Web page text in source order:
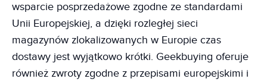
wsparcie posprzedażowe zgodne ze standardami
Unii Europejskiej, a dzięki rozległej sieci
magazynów zlokalizowanych w Europie czas
dostawy jest wyjątkowo krótki. Geekbuying oferuje
również zwroty zgodne z przepisami europejskimi i